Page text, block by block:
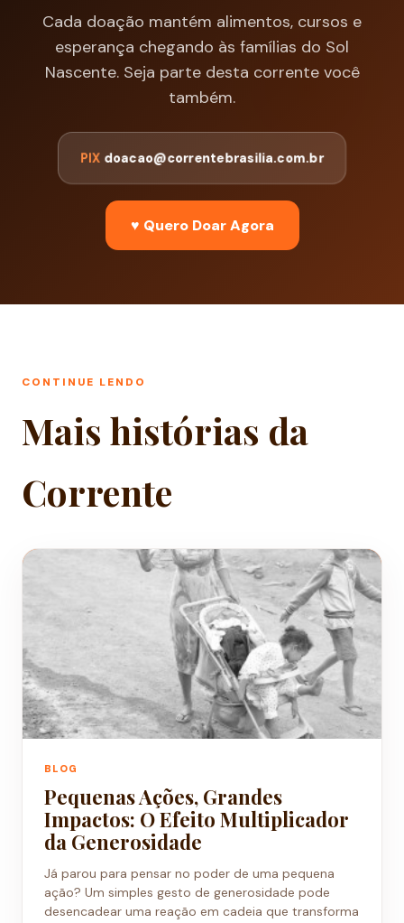
Cada doação mantém alimentos, cursos e
esperança chegando às famílias do Sol
Nascente. Seja parte desta corrente você
também.
PIX doacao@correntebrasilia.com.br
♥ Quero Doar Agora
CONTINUE LENDO
Mais histórias da
Corrente
BLOG
Pequenas Ações, Grandes
Impactos: O Efeito Multiplicador
da Generosidade
Já parou para pensar no poder de uma pequena
ação? Um simples gesto de generosidade pode
desencadear uma reação em cadeia que transforma